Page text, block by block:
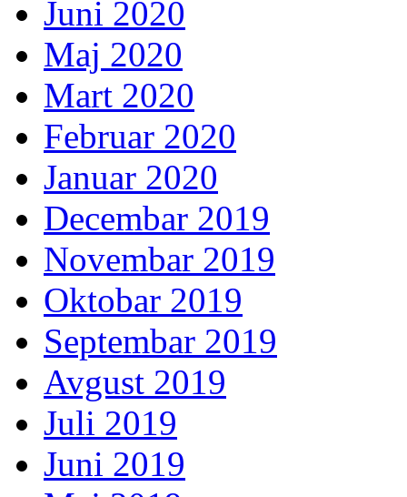
Juni 2020
Maj 2020
Mart 2020
Februar 2020
Januar 2020
Decembar 2019
Novembar 2019
Oktobar 2019
Septembar 2019
Avgust 2019
Juli 2019
Juni 2019